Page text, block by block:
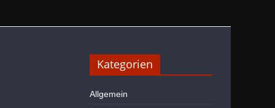
Kategorien
Allgemein